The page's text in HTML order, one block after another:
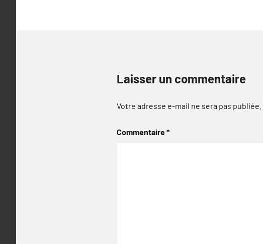
Laisser un commentaire
Votre adresse e-mail ne sera pas publiée.
Commentaire*